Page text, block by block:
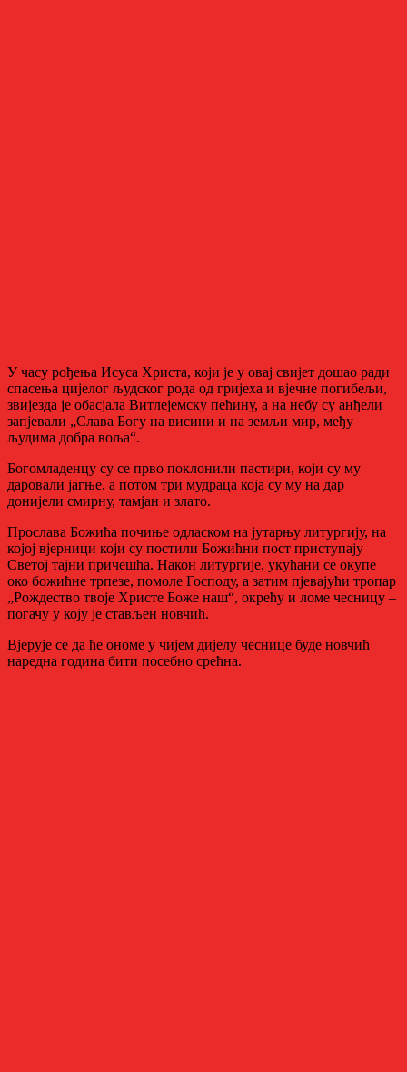
У часу рођења Исуса Христа, који је у овај свијет дошао ради
спасења цијелог људског рода од гријеха и вјечне погибељи,
звијезда је обасјала Витлејемску пећину, а на небу су анђели
запјевали „Слава Богу на висини и на земљи мир, међу
људима добра воља“.
Богомладенцу су се прво поклонили пастири, који су му
даровали јагње, а потом три мудраца која су му на дар
донијели смирну, тамјан и злато.
Прослава Божића почиње одласком на јутарњу литургију, на
којој вјерници који су постили Божићни пост приступају
Светој тајни причешћа. Након литургије, укућани се окупе
око божићне трпезе, помоле Господу, а затим пјевајући тропар
„Рождество твоје Христе Боже наш“, окрећу и ломе чесницу –
погачу у коју је стављен новчић.
Вјерује се да ће ономе у чијем дијелу чеснице буде новчић
наредна година бити посебно срећна.